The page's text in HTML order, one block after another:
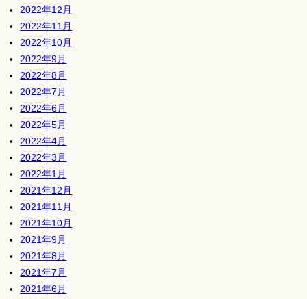
2022年12月
2022年11月
2022年10月
2022年9月
2022年8月
2022年7月
2022年6月
2022年5月
2022年4月
2022年3月
2022年1月
2021年12月
2021年11月
2021年10月
2021年9月
2021年8月
2021年7月
2021年6月